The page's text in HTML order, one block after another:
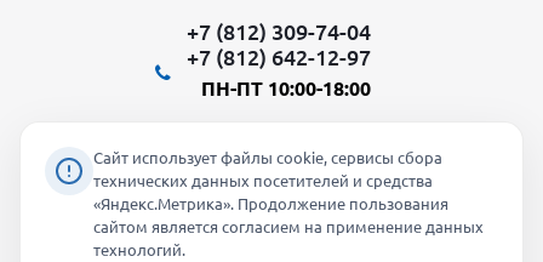
+7 (812) 309-74-04
+7 (812) 642-12-97
ПН-ПТ 10:00-18:00
Мы в социальных сетях:
Сайт использует файлы cookie, сервисы сбора
технических данных посетителей и средства
«Яндекс.Метрика». Продолжение пользования
сайтом является согласием на применение данных
технологий.